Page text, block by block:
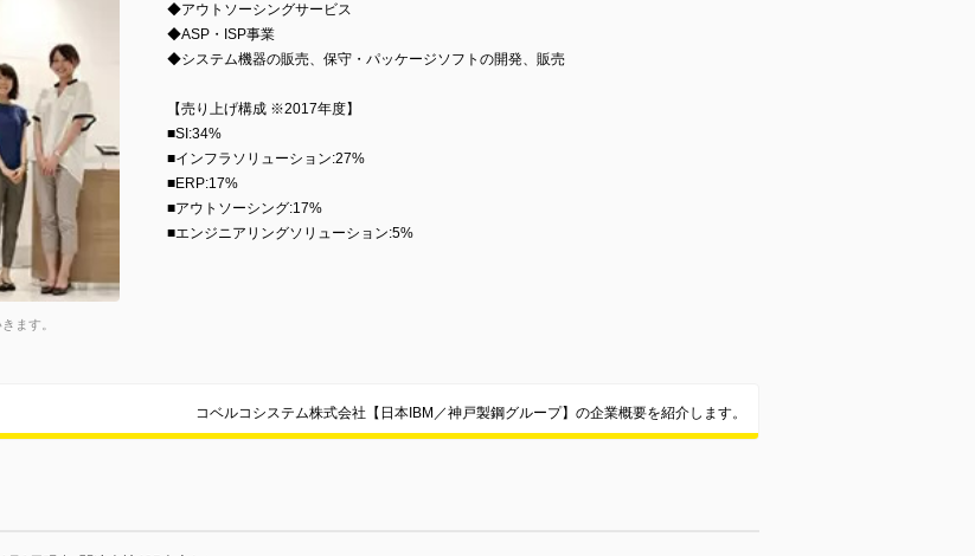
ます。
◆アウトソーシングサービス
◆ASP・ISP事業
◆システム機器の販売、保守・パッケージソフトの開発、販売
【売り上げ構成 ※2017年度】
■SI:34%
■インフラソリューション:27%
■ERP:17%
■アウトソーシング:17%
■エンジニアリングソリューション:5%
コベルコシステム株式会社【日本IBM／神戸製鋼グループ】の企業概要を紹介します。